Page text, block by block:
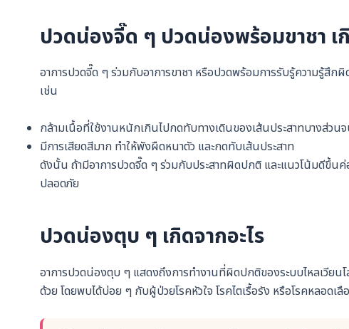
ปวดน่องจี๊ด ๆ ปวดน่องพร้อมขาชา เ
อาการปวดจี๊ด ๆ ร่วมกับอาการขาชา หรือปวดพร้อมการรับรู้ความรู้สึ
เช่น
กล้ามเนื้อที่ใช้งานหนักเกินไปกดทับทางเดินของเส้นประสาทบางส่วน
มีการเสียดสีมาก ทำให้พังผืดหนาตัว และกดทับเส้นประสาท
ดังนั้น ถ้ามีอาการปวดจี๊ด ๆ ร่วมกับประสาทผิดปกติ และแนวโน้มดีขึ้นค่
ปลอดภัย
ปวดน่องตุบ ๆ เกิดจากอะไร
อาการปวดน่องตุบ ๆ แสดงถึงการทำงานที่ผิดปกติของระบบไหลเวียน
ด้วย โดยพบได้บ่อย ๆ กับผู้ป่วยโรคหัวใจ โรคไตเรื้อรัง หรือโรคหลอดเลื